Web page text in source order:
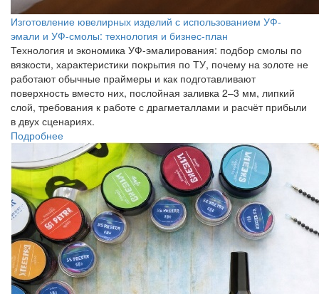
Изготовление ювелирных изделий с использованием УФ-
эмали и УФ-смолы: технология и бизнес-план
Технология и экономика УФ-эмалирования: подбор смолы по
вязкости, характеристики покрытия по ТУ, почему на золоте не
работают обычные праймеры и как подготавливают
поверхность вместо них, послойная заливка 2–3 мм, липкий
слой, требования к работе с драгметаллами и расчёт прибыли
в двух сценариях.
Подробнее